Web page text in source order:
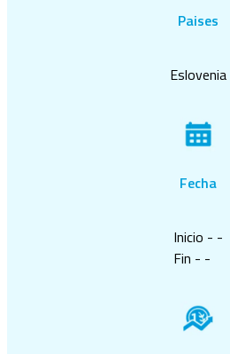
Paises
Eslovenia
Fecha
Inicio - -
Fin - -